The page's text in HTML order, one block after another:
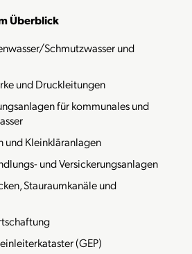
Überblick
Schmutzwasser und
und Druckleitungen
für kommunales und
und Kleinkläranlagen
und Versickerungsanlagen
Stauraumkanäle und
(GEP)